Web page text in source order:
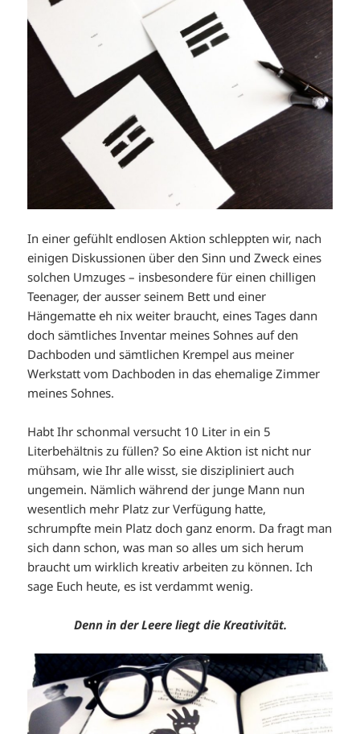
In einer gefühlt endlosen Aktion schleppten wir, nach
einigen Diskussionen über den Sinn und Zweck eines
solchen Umzuges – insbesondere für einen chilligen
Teenager, der ausser seinem Bett und einer
Hängematte eh nix weiter braucht, eines Tages dann
doch sämtliches Inventar meines Sohnes auf den
Dachboden und sämtlichen Krempel aus meiner
Werkstatt vom Dachboden in das ehemalige Zimmer
meines Sohnes.
Habt Ihr schonmal versucht 10 Liter in ein 5
Literbehältnis zu füllen? So eine Aktion ist nicht nur
mühsam, wie Ihr alle wisst, sie diszipliniert auch
ungemein. Nämlich während der junge Mann nun
wesentlich mehr Platz zur Verfügung hatte,
schrumpfte mein Platz doch ganz enorm. Da fragt man
sich dann schon, was man so alles um sich herum
braucht um wirklich kreativ arbeiten zu können. Ich
sage Euch heute, es ist verdammt wenig.
Denn in der Leere liegt die Kreativität.